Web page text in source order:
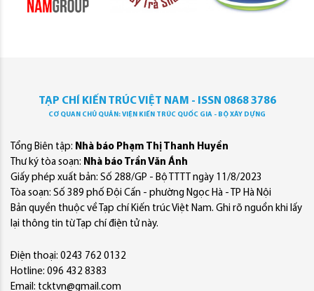
TẠP CHÍ KIẾN TRÚC VIỆT NAM - ISSN 0868 3786
CƠ QUAN CHỦ QUẢN: VIỆN KIẾN TRÚC QUỐC GIA - BỘ XÂY DỰNG
Tổng Biên tập: Nhà báo Phạm Thị Thanh Huyền
Thư ký tòa soạn: Nhà báo Trần Văn Ánh
Giấy phép xuất bản: Số 288/GP - Bộ TTTT ngày 11/8/2023
Tòa soạn: Số 389 phố Đội Cấn - phường Ngọc Hà - TP Hà Nội
Bản quyền thuộc về Tạp chí Kiến trúc Việt Nam. Ghi rõ nguồn khi lấy
lại thông tin từ Tạp chí điện tử này.
Điện thoại: 0243 762 0132
Hotline: 096 432 8383
Email: tcktvn@gmail.com